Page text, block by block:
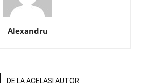
Alexandru
DE LA ACELASI AUTOR